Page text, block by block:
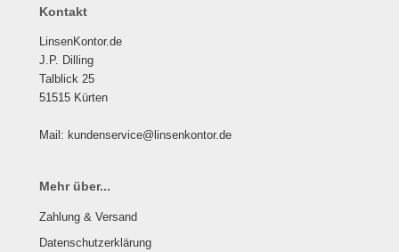
Kontakt
LinsenKontor.de
J.P. Dilling
Talblick 25
51515 Kürten
Mail: kundenservice@linsenkontor.de
Mehr über...
Zahlung & Versand
Datenschutzerklärung